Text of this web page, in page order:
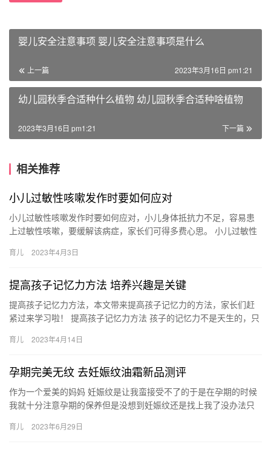
婴儿安全注意事项 婴儿安全注意事项是什么
上一篇 2023年3月16日 pm1:21
幼儿园秋季合适种什么植物 幼儿园秋季合适种啥植物
下一篇
2023年3月16日 pm1:21
相关推荐
小儿过敏性咳嗽发作时要如何应对
小儿过敏性咳嗽发作时要如何应对，小儿身体抵抗力不足，容易患
上过敏性咳嗽，要缓解该病症，家长们可得多费心思。 小儿过敏性
方…
育儿 2023年4月3日
提高孩子记忆力方法 培养兴趣是关键
提高孩子记忆力方法，本文带来提高孩子记忆力的方法，家长们赶
紧过来学习啦！ 提高孩子记忆力方法 孩子的记忆力不是天生的，只
呢？…
育儿 2023年4月14日
孕期完美无纹 去妊娠纹油霜新品测评
作为一个爱美的妈妈 妊娠纹是让我蛮接受不了的于是在孕期的时候
我就十分注意孕期的保养但是没想到妊娠纹还是找上我了没办法只
是…
育儿 2023年6月29日